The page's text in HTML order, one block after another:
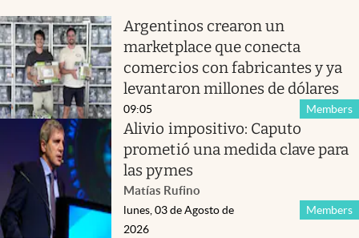
Argentinos crearon un
marketplace que conecta
comercios con fabricantes y ya
levantaron millones de dólares
Members
09:05
Alivio impositivo: Caputo
prometió una medida clave para
las pymes
Matías Rufino
Members
lunes, 03 de Agosto de
2026